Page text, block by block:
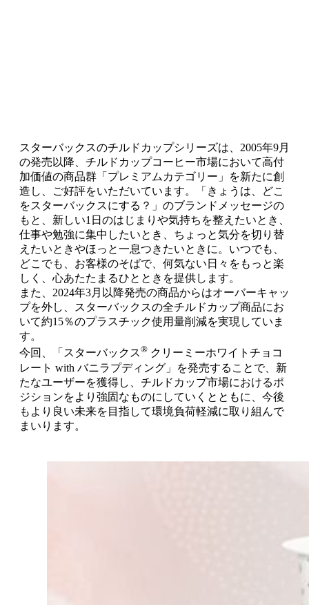
スターバックスのチルドカップシリーズは、2005年9月
の発売以降、チルドカップコーヒー市場において高付
加価値の商品群「プレミアムカテゴリー」を新たに創
造し、ご好評をいただいています。「きょうは、どこ
をスターバックスにする？」のブランドメッセージの
もと、新しい1日のはじまりや気持ちを整えたいとき、
仕事や勉強に集中したいとき、ちょっと気分を切り替
えたいときやほっと一息つきたいときに。いつでも、
どこでも、お客様のそばで、何気ない日々をもっと楽
しく、心あたたまるひとときを提供します。
また、2024年3月以降発売の商品からはオーバーキャッ
プを外し、スターバックスの全チルドカップ商品にお
いて約15％のプラスチック使用量削減を実現していま
す。
今回、「スターバックス® クリーミーホワイトチョコ
レート with バニラプディング」を発売することで、新
たなユーザーを獲得し、チルドカップ市場におけるポ
ジションをより強固なものにしていくとともに、今後
もより良い未来を目指して環境負荷軽減に取り組んで
まいります。